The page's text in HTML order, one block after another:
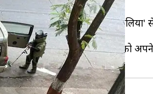
अंबानी के मुंबई स्थित घर 'एंटीलिया'
बम निरोधक दस्ते की टीमों ने कार